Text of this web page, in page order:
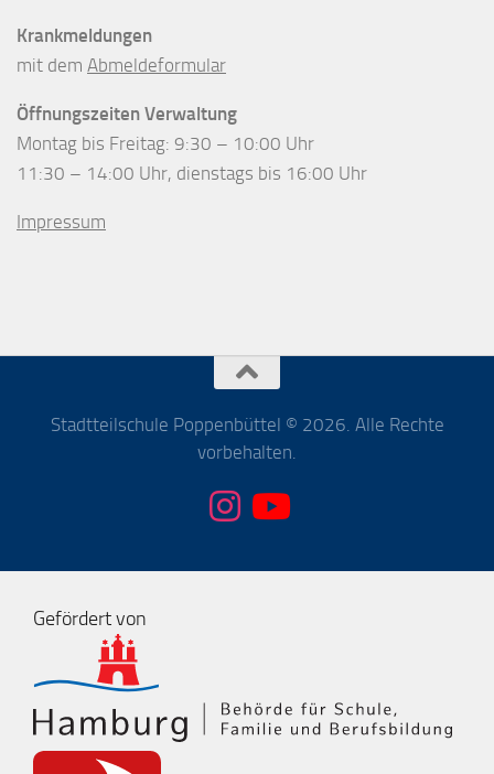
Krankmeldungen
mit dem Abmeldeformular
Öffnungszeiten Verwaltung
Montag bis Freitag: 9:30 – 10:00 Uhr
11:30 – 14:00 Uhr, dienstags bis 16:00 Uhr
Impressum
Stadtteilschule Poppenbüttel © 2026. Alle Rechte
vorbehalten.
Gefördert von